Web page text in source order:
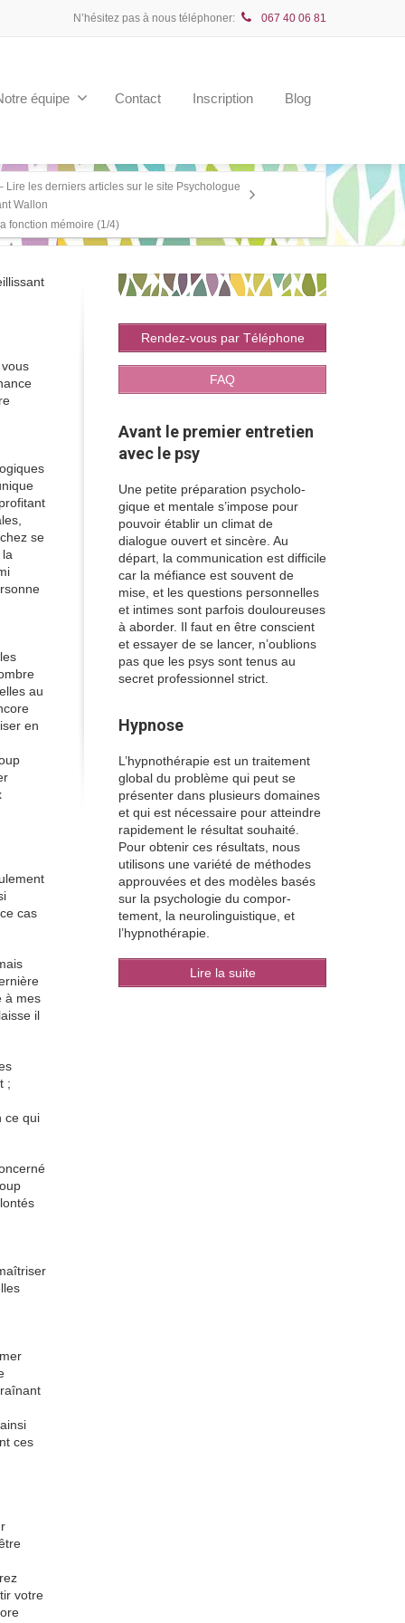
N’hésitez pas à nous téléphoner: 067 40 06 81
équipe Contact Inscription Blog
Lire les derniers articles sur le site Psychologue
Wallon
fonction mémoire (1/4)
se
au
en
cas
à mes
il
;
ce qui
ces
votre
Rendez-vous par Téléphone
FAQ
Avant le premier entretien
avec le psy
Une petite préparation psycholo-
gique et mentale s’impose pour
pouvoir établir un climat de
dialogue ouvert et sincère. Au
départ, la communication est difficile
car la méfiance est souvent de
mise, et les questions personnelles
et intimes sont parfois douloureuses
à aborder. Il faut en être conscient
et essayer de se lancer, n’oublions
pas que les psys sont tenus au
secret professionnel strict.
Hypnose
L’hypnothérapie est un traitement
global du problème qui peut se
présenter dans plusieurs domaines
et qui est nécessaire pour atteindre
rapidement le résultat souhaité.
Pour obtenir ces résultats, nous
utilisons une variété de méthodes
approuvées et des modèles basés
sur la psychologie du compor-
tement, la neurolinguistique, et
l’hypnothérapie.
Lire la suite